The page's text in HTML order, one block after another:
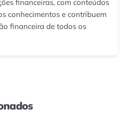
financeiras, com conteúdos
conhecimentos e contribuem
financeira de todos os